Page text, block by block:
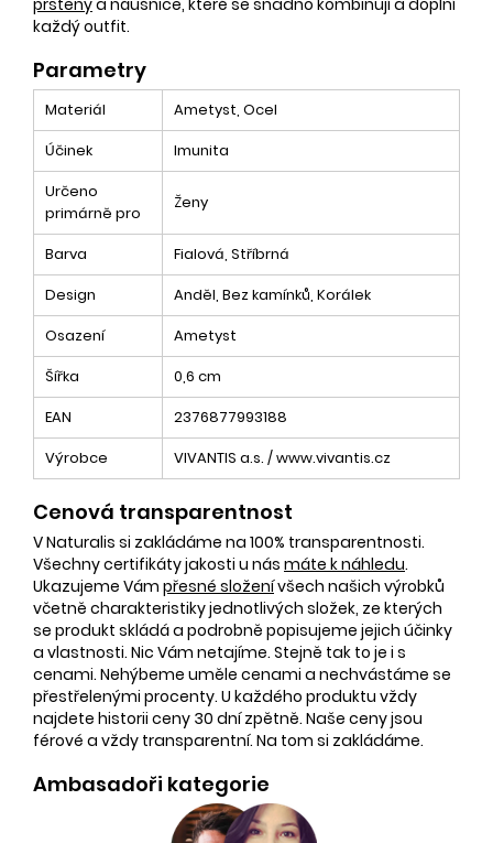
každý outfit.
Parametry
Materiál
Ametyst, Ocel
Účinek
Imunita
Určeno
primárně pro
Ženy
Barva
Fialová, Stříbrná
Design
Anděl, Bez kamínků, Korálek
Osazení
Ametyst
Šířka
0,6 cm
EAN
2376877993188
Výrobce
VIVANTIS a.s. / www.vivantis.cz
Cenová transparentnost
V Naturalis si zakládáme na 100% transparentnosti.
Všechny certifikáty jakosti u nás máte k náhledu.
Ukazujeme Vám přesné složenívšech našich výrobků
včetně charakteristiky jednotlivých složek, ze kterých
se produkt skládá a podrobně popisujeme jejich účinky
a vlastnosti. Nic Vám netajíme. Stejně tak to je i s
cenami. Nehýbeme uměle cenami a nechvástáme se
přestřelenými procenty. U každého produktu vždy
najdete historii ceny 30 dní zpětně. Naše ceny jsou
férové a vždy transparentní. Na tom si zakládáme.
Ambasadoři kategorie